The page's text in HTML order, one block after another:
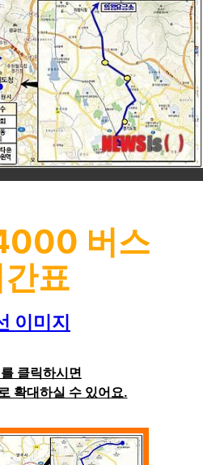
버스
표
이미지
클릭하시면
확대하실 수 있어요.